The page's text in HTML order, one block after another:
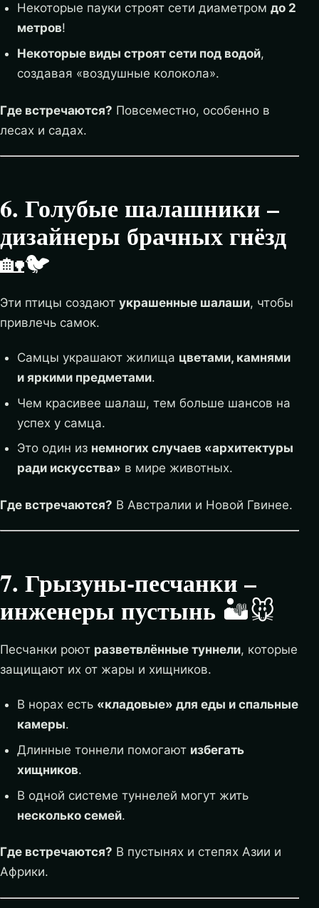
Некоторые пауки строят сети диаметром до 2
метров!
Некоторые виды строят сети под водой,
создавая «воздушные колокола».
Где встречаются? Повсеместно, особенно в
лесах и садах.
6. Голубые шалашники –
дизайнеры брачных гнёзд
🏡🐦
Эти птицы создают украшенные шалаши, чтобы
привлечь самок.
Самцы украшают жилища цветами, камнями
и яркими предметами.
Чем красивее шалаш, тем больше шансов на
успех у самца.
Это один из немногих случаев «архитектуры
ради искусства» в мире животных.
Где встречаются? В Австралии и Новой Гвинее.
7. Грызуны-песчанки –
инженеры пустынь 🏜️🐭
Песчанки роют разветвлённые туннели, которые
защищают их от жары и хищников.
В норах есть «кладовые» для еды и спальные
камеры.
Длинные тоннели помогают избегать
хищников.
В одной системе туннелей могут жить
несколько семей.
Где встречаются? В пустынях и степях Азии и
Африки.